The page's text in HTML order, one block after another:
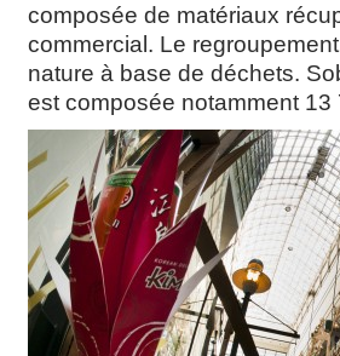
composée de matériaux
commercial. Le
nature à base de déchets.
est composée notamment